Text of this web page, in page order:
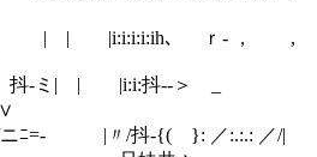
､ ｒ‐ ， ,
抖-‐＞ _
/抖-{( }: ／:.:.: ／/|